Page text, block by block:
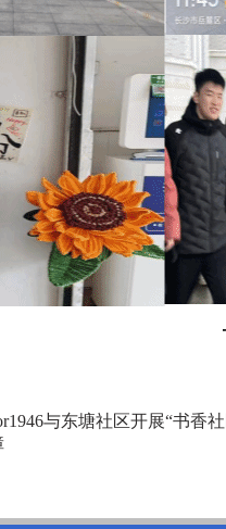
与东塘社区开展“书香